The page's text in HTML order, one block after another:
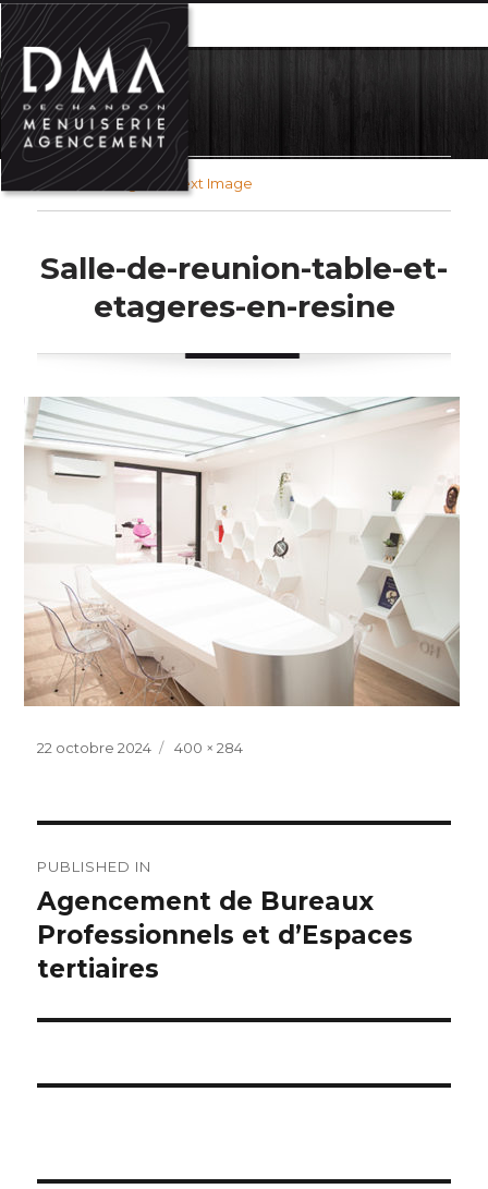
MENU
Previous Image Next Image
Salle-de-reunion-table-et-
etageres-en-resine
Posted
22 octobre 2024
Full
400 × 284
de
l’article
PUBLISHED IN
Agencement de Bureaux
Professionnels et d’Espaces
tertiaires